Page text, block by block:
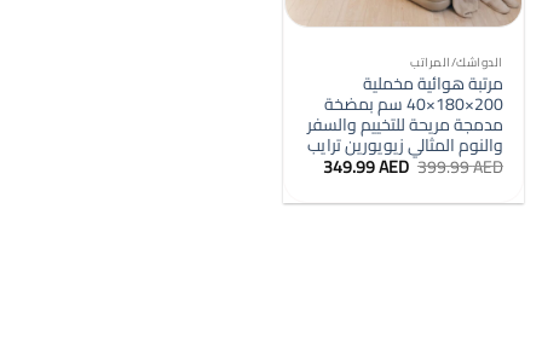
الدواشك/المراتب
مرتبة هوائية مخملية
200×180×40 سم بمضخة
مدمجة مريحة للتخييم والسفر
والنوم المثالي زيويورين ترايب
399.99AED السعر
الأصلي
هو:
399.99 AED.
349.99AED السعر
هو:
349.99 AED.